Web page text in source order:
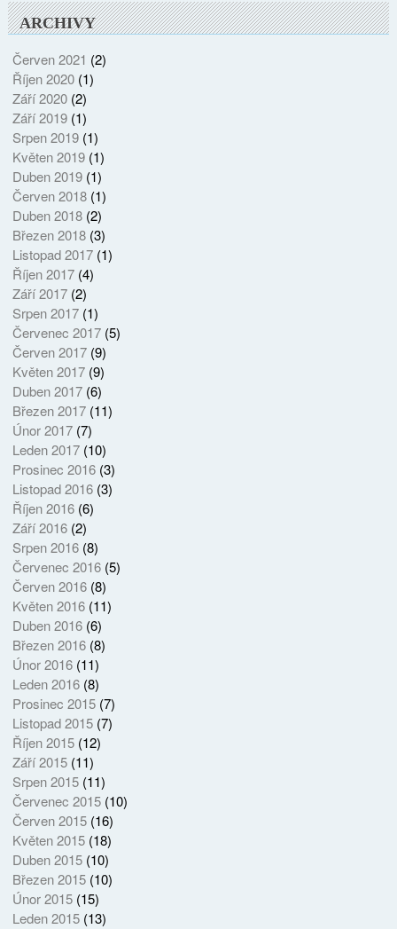
ARCHIVY
Červen 2021 (2)
Říjen 2020(1)
Září 2020(2)
Září 2019(1)
Srpen 2019(1)
Květen 2019(1)
Duben 2019(1)
Červen 2018(1)
Duben 2018(2)
Březen 2018(3)
Listopad 2017(1)
Říjen 2017(4)
Září 2017(2)
Srpen 2017(1)
Červenec 2017(5)
Červen 2017(9)
Květen 2017(9)
Duben 2017(6)
Březen 2017(11)
Únor 2017(7)
Leden 2017(10)
Prosinec 2016(3)
Listopad 2016(3)
Říjen 2016(6)
Září 2016(2)
Srpen 2016(8)
Červenec 2016(5)
Červen 2016(8)
Květen 2016(11)
Duben 2016(6)
Březen 2016(8)
Únor 2016(11)
Leden 2016(8)
Prosinec 2015(7)
Listopad 2015(7)
Říjen 2015(12)
Září 2015(11)
Srpen 2015(11)
Červenec 2015(10)
Červen 2015(16)
Květen 2015(18)
Duben 2015(10)
Březen 2015(10)
Únor 2015(15)
Leden 2015(13)